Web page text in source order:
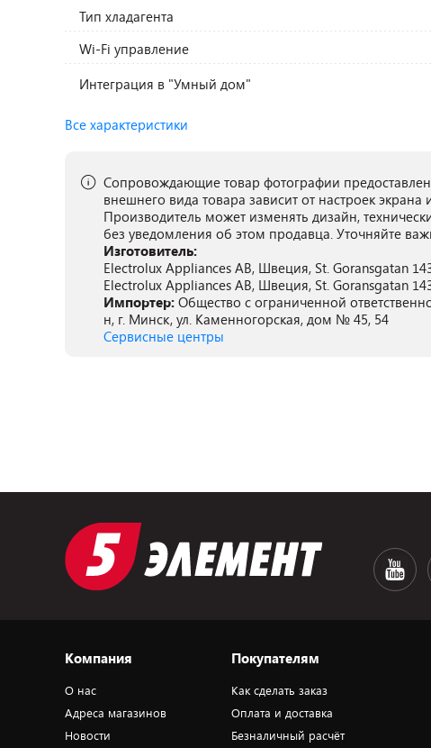
Тип хладагента
Wi-Fi управление
Интеграция в "Умный дом"
Все характеристики
Сопровождающие товар фотографии
внешнего вида товара зависит от настроек
Производитель может изменять дизайн,
без уведомления об этом продавца. Уточняйте
Изготовитель:
Electrolux Appliances AB, Швеция, St. Goransgatan
Electrolux Appliances AB, Швеция, St. Goransgatan
Импортер: Общество с ограниченной
н, г. Минск, ул. Каменногорская, дом № 45, 54
Сервисные центры
Компания
О нас
Адреса магазинов
Новости
Покупателям
Как сделать заказ
Оплата и доставка
Безналичный расчёт